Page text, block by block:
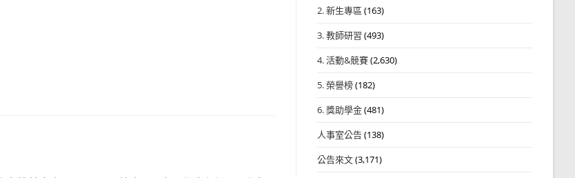
2. 新生專區 (163)
3. 教師研習 (493)
4. 活動&競賽(2,630)
5. 榮譽榜(182)
6. 獎助學金(481)
人事室公告(138)
公告來文(3,171)